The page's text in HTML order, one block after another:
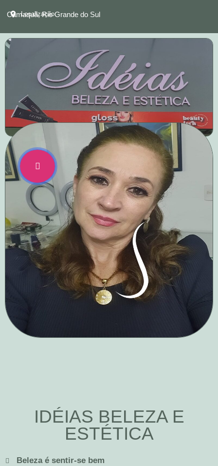
Camaquã, Rio Grande do Sul
Localização
IDÉIAS BELEZA E
ESTÉTICA
Beleza é sentir-se bem